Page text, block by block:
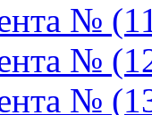
№
№
№